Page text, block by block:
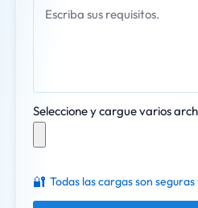
Seleccione y cargue varios
🔐 Todas las cargas son